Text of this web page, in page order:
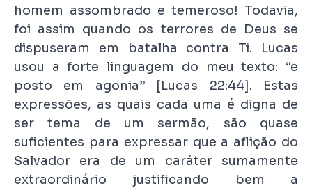
homem assombrado e temeroso! Todavia,
foi assim quando os terrores de Deus se
dispuseram em batalha contra Ti. Lucas
usou a forte linguagem do meu texto: “e
posto em agonia” [Lucas 22:44]. Estas
expressões, as quais cada uma é digna de
ser tema de um sermão, são quase
suficientes para expressar que a aflição do
Salvador era de um caráter sumamente
extraordinário justificando bem a